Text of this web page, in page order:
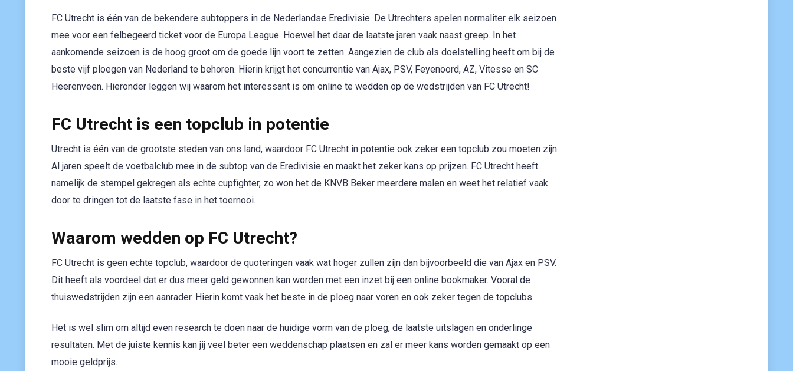
FC Utrecht is één van de bekendere subtoppers in de Nederlandse Eredivisie. De Utrechters spelen normaliter elk seizoen
mee voor een felbegeerd ticket voor de Europa League. Hoewel het daar de laatste jaren vaak naast greep. In het
aankomende seizoen is de hoog groot om de goede lijn voort te zetten. Aangezien de club als doelstelling heeft om bij de
beste vijf ploegen van Nederland te behoren. Hierin krijgt het concurrentie van Ajax, PSV, Feyenoord, AZ, Vitesse en SC
Heerenveen. Hieronder leggen wij waarom het interessant is om online te wedden op de wedstrijden van FC Utrecht!
FC Utrecht is een topclub in potentie
Utrecht is één van de grootste steden van ons land, waardoor FC Utrecht in potentie ook zeker een topclub zou moeten zijn.
Al jaren speelt de voetbalclub mee in de subtop van de Eredivisie en maakt het zeker kans op prijzen. FC Utrecht heeft
namelijk de stempel gekregen als echte cupfighter, zo won het de KNVB Beker meerdere malen en weet het relatief vaak
door te dringen tot de laatste fase in het toernooi.
Waarom wedden op FC Utrecht?
FC Utrecht is geen echte topclub, waardoor de quoteringen vaak wat hoger zullen zijn dan bijvoorbeeld die van Ajax en PSV.
Dit heeft als voordeel dat er dus meer geld gewonnen kan worden met een inzet bij een online bookmaker. Vooral de
thuiswedstrijden zijn een aanrader. Hierin komt vaak het beste in de ploeg naar voren en ook zeker tegen de topclubs.
Het is wel slim om altijd even research te doen naar de huidige vorm van de ploeg, de laatste uitslagen en onderlinge
resultaten. Met de juiste kennis kan jij veel beter een weddenschap plaatsen en zal er meer kans worden gemaakt op een
mooie geldprijs.